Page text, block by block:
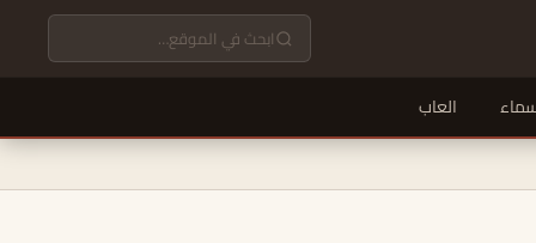
العاب